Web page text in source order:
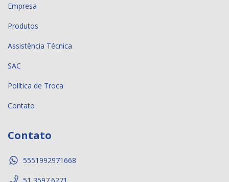
Empresa
Produtos
Assistência Técnica
SAC
Política de Troca
Contato
Contato
5551992971668